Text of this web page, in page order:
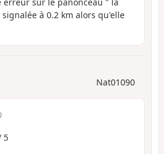
sur le panonceau " la
à 0.2 km alors qu'elle
Nat01090
5